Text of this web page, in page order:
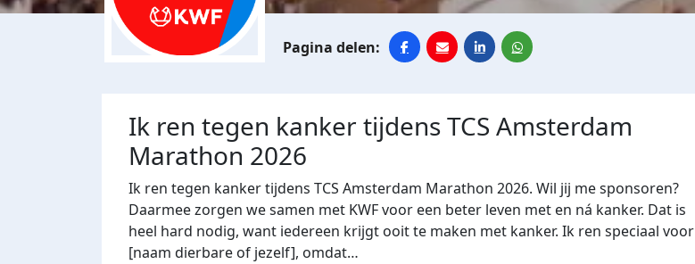
Ik ren tegen kanker tijdens TCS Amsterdam
Marathon 2026
Ik ren tegen kanker tijdens TCS Amsterdam Marathon 2026. Wil jij me sponsoren?
Daarmee zorgen we samen met KWF voor een beter leven met en ná kanker. Dat is
heel hard nodig, want iedereen krijgt ooit te maken met kanker. Ik ren speciaal voor
[naam dierbare of jezelf], omdat…